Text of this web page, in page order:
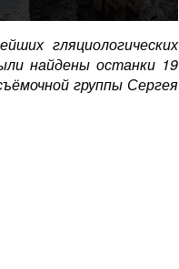
гляциологических
найдены останки 19
группы Сергея